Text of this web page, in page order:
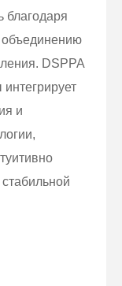
благодаря
DSPPA
и